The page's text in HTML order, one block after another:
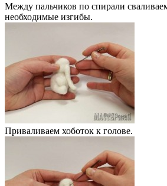
Между пальчиков по спирали
необходимые изгибы.
Приваливаем хоботок к голове.